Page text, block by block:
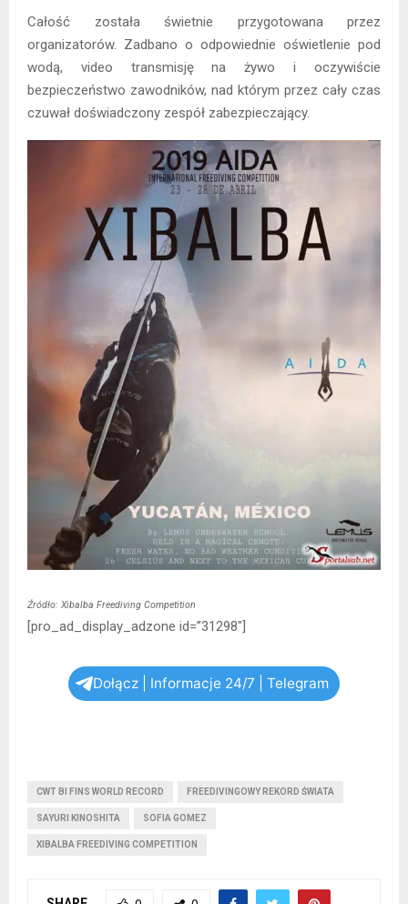
Całość została świetnie przygotowana przez
organizatorów. Zadbano o odpowiednie oświetlenie pod
wodą, video transmisję na żywo i oczywiście
bezpieczeństwo zawodników, nad którym przez cały czas
czuwał doświadczony zespół zabezpieczający.
Źródło: Xibalba Freediving Competition
[pro_ad_display_adzone id=”31298″]
Dołącz | Informacje 24/7 | Telegram
CWT BI FINS WORLD RECORD FREEDIVINGOWY REKORD ŚWIATA
SAYURI KINOSHITA SOFIA GOMEZ
XIBALBA FREEDIVING COMPETITION